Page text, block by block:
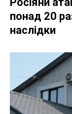
понад 20
наслідки